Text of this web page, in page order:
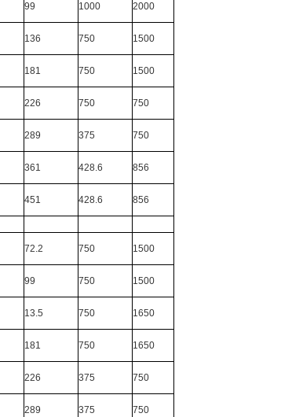
99 1000 2000
136 750 1500
181 750 1500
226 750 750
289 375 750
361 428.6 856
451 428.6 856
72.2 750 1500
99 750 1500
13.5 750 1650
181 750 1650
226 375 750
289 375 750